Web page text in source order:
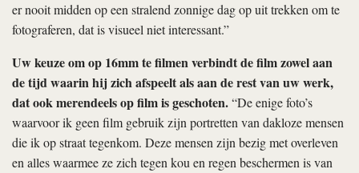
er nooit midden op een stralend zonnige dag op uit trekken om te
fotograferen, dat is visueel niet interessant.”
Uw keuze om op 16mm te filmen verbindt de film zowel aan
de tijd waarin hij zich afspeelt als aan de rest van uw werk,
dat ook merendeels op film is geschoten.“De enige foto’s
waarvoor ik geen film gebruik zijn portretten van dakloze mensen
die ik op straat tegenkom. Deze mensen zijn bezig met overleven
en alles waarmee ze zich tegen kou en regen beschermen is van